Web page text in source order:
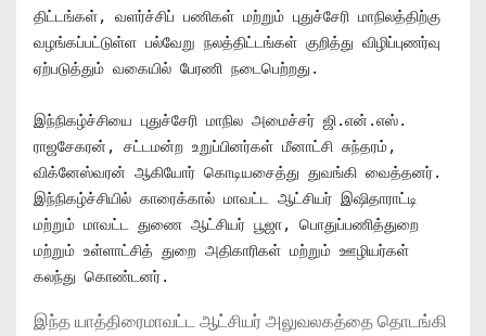
திட்டங்கள், வளர்ச்சிப் பணிகள் மற்றும் புதுச்சேரி மாநிலத்திற்கு
வழங்கப்பட்டுள்ள பல்வேறு நலத்திட்டங்கள் குறித்து விழிப்புணர்வு
ஏற்படுத்தும் வகையில் பேரணி நடைபெற்றது.
இந்நிகழ்ச்சியை புதுச்சேரி மாநில அமைச்சர் ஜி.என்.எஸ்.
ராஜசேகரன், சட்டமன்ற உறுப்பினர்கள் மீனாட்சி சுந்தரம்,
விக்னேஸ்வரன் ஆகியோர் கொடியசைத்து துவங்கி வைத்தனர்.
இந்நிகழ்ச்சியில் காரைக்கால் மாவட்ட ஆட்சியர் இஷிதாராட்டி
மற்றும் மாவட்ட துணை ஆட்சியர் பூஜா, பொதுப்பணித்துறை
மற்றும் உள்ளாட்சித் துறை அதிகாரிகள் மற்றும் ஊழியர்கள்
கலந்து கொண்டனர்.
இந்த யாத்திரைமாவட்ட ஆட்சியர் அலுவலகத்தை தொடங்கி